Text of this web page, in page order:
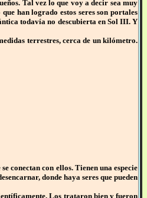
Tal vez lo que voy a decir sea muy
han logrado estos seres son portales
todavía no descubierta en Sol III. Y
terrestres, cerca de un kilómetro.
conectan con ellos. Tienen una especie
donde haya seres que pueden
Los trataron bien y fueron